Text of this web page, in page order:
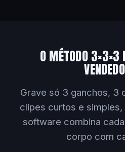
O MÉTODO 3×3×3
Grave só 3 ganchos,
clipes curtos e
software combina
corpo com